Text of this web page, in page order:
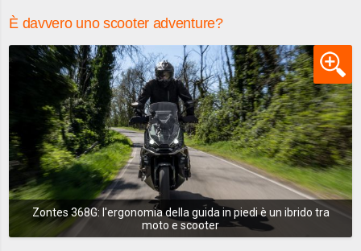
È davvero uno scooter adventure?
Zontes 368G: l'ergonomia della guida in piedi è un ibrido tra
moto e scooter